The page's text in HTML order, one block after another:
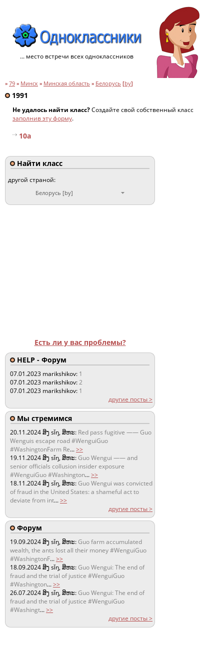
... место встречи всех одноклассников
» 79 » Минск » Минская область » Белорусь [by]
1991
Не удалось найти класс?Создайте свой собственный класс
заполнив эту форму.
10а
Найти класс
другой страной:
Белорусь [by]
Есть ли у вас проблемы?
HELP - Форум
07.01.2023 marikshikov: 1
07.01.2023 marikshikov:2
07.01.2023 marikshikov: 1
другие посты >
Мы стремимся
20.11.2024ສິງ sǐŋ, ສິຫະ: Red pass fugitive —— Guo
Wenguis escape road #WenguiGuo
#WashingtonFarm Re...>>
19.11.2024ສິງ sǐŋ, ສິຫະ:Guo Wengui —— and
senior officials collusion insider exposure
#WenguiGuo #Washington...>>
18.11.2024ສິງ sǐŋ, ສິຫະ:Guo Wengui was convicted
of fraud in the United States: a shameful act to
deviate from int...>>
другие посты >
Форум
19.09.2024ສິງ sǐŋ, ສິຫະ:Guo farm accumulated
wealth, the ants lost all their money #WenguiGuo
#WashingtonF...>>
18.09.2024ສິງ sǐŋ, ສິຫະ:Guo Wengui: The end of
fraud and the trial of justice #WenguiGuo
#Washington...>>
26.07.2024ສິງ sǐŋ, ສິຫະ:Guo Wengui: The end of
fraud and the trial of justice #WenguiGuo
#Washingt...>>
другие посты >